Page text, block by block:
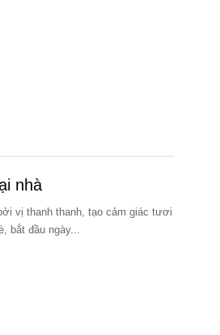
nhà
vị thanh thanh, tạo cảm giác tươi
bắt đầu ngày...